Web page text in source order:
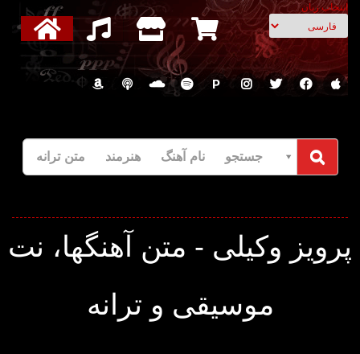
انتخاب زبان
P
جستجو نام آهنگ هنرمند متن ترانه
وکیلی - متن آهنگها، نت
موسیقی و ترانه